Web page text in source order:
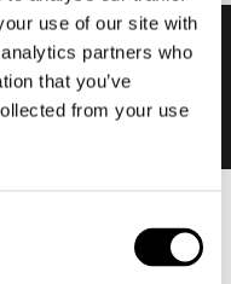
use of our site with
partners who
that you’ve
from your use